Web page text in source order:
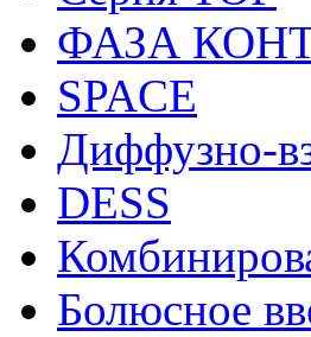
ФАЗА
SPACE
Диффузно-
DESS
Болюсное